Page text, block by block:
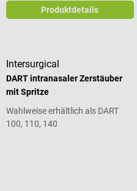
Produktdetails
Intersurgical
DART intranasaler Zerstäuber
mit Spritze
Wahlweise erhältlich als DART
100, 110, 140